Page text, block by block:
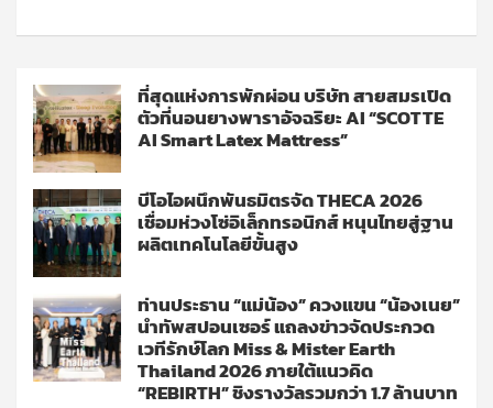
ที่สุดแห่งการพักผ่อน บริษัท สายสมรเปิด
ตัวที่นอนยางพาราอัจฉริยะ AI “SCOTTE
AI Smart Latex Mattress”
บีโอไอผนึกพันธมิตรจัด THECA 2026
เชื่อมห่วงโซ่อิเล็กทรอนิกส์ หนุนไทยสู่ฐาน
ผลิตเทคโนโลยีขั้นสูง
ท่านประธาน “แม่น้อง” ควงแขน “น้องเนย”
นำทัพสปอนเซอร์ แถลงข่าวจัดประกวด
เวทีรักษ์โลก Miss & Mister Earth
Thailand 2026 ภายใต้แนวคิด
“REBIRTH” ชิงรางวัลรวมกว่า 1.7 ล้านบาท